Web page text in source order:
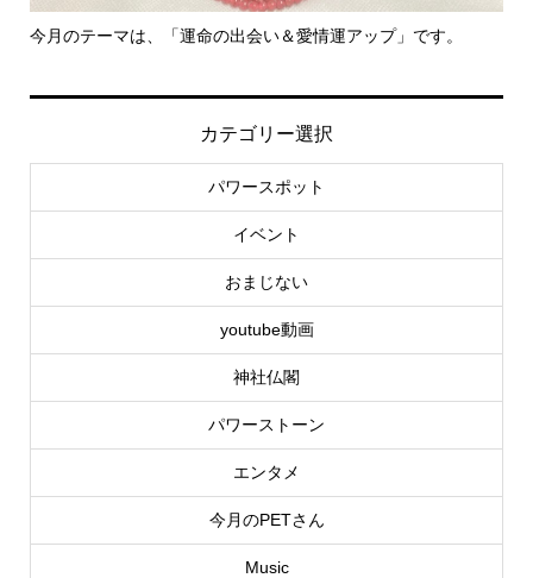
今月のテーマは、「運命の出会い＆愛情運アップ」です。
カテゴリー選択
パワースポット
イベント
おまじない
youtube動画
神社仏閣
パワーストーン
エンタメ
今月のPETさん
Music